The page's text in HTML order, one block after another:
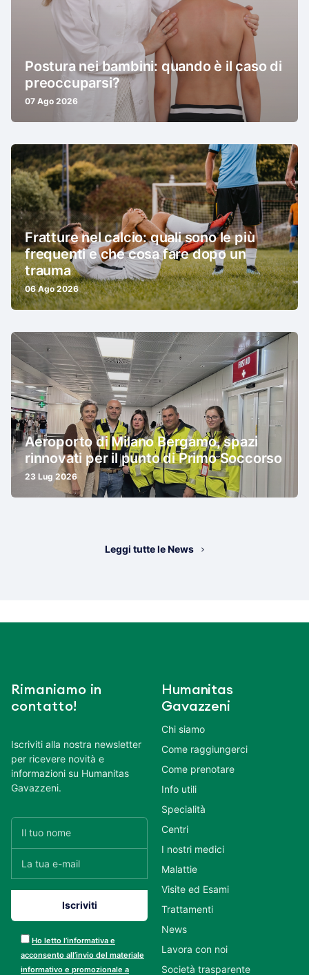
Postura nei bambini: quando è il caso di
preoccuparsi?
07 Ago 2026
Fratture nel calcio: quali sono le più
frequenti e che cosa fare dopo un
trauma
06 Ago 2026
Aeroporto di Milano Bergamo, spazi
rinnovati per il punto di Primo Soccorso
23 Lug 2026
Leggi tutte le News
Rimaniamo in
contatto!
Iscriviti alla nostra newsletter
per ricevere novità e
informazioni su Humanitas
Gavazzeni.
Ho letto l’informativa e
acconsento all’invio del materiale
informativo e promozionale a
Humanitas
Gavazzeni
Chi siamo
Come raggiungerci
Come prenotare
Info utili
Specialità
Centri
I nostri medici
Malattie
Visite ed Esami
Trattamenti
News
Lavora con noi
Società trasparente